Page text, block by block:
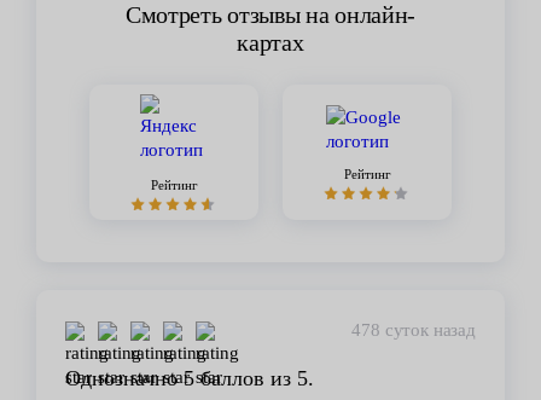
Смотреть отзывы на онлайн-
картах
Рейтинг
Рейтинг
478 суток назад
Однозначно 5 баллов из 5.